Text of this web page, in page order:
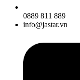
0889 811 889
info@jastar.vn